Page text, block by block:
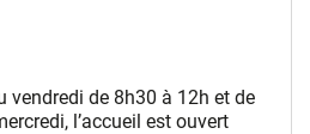
vendredi de 8h30 à 12h et de
l’accueil est ouvert